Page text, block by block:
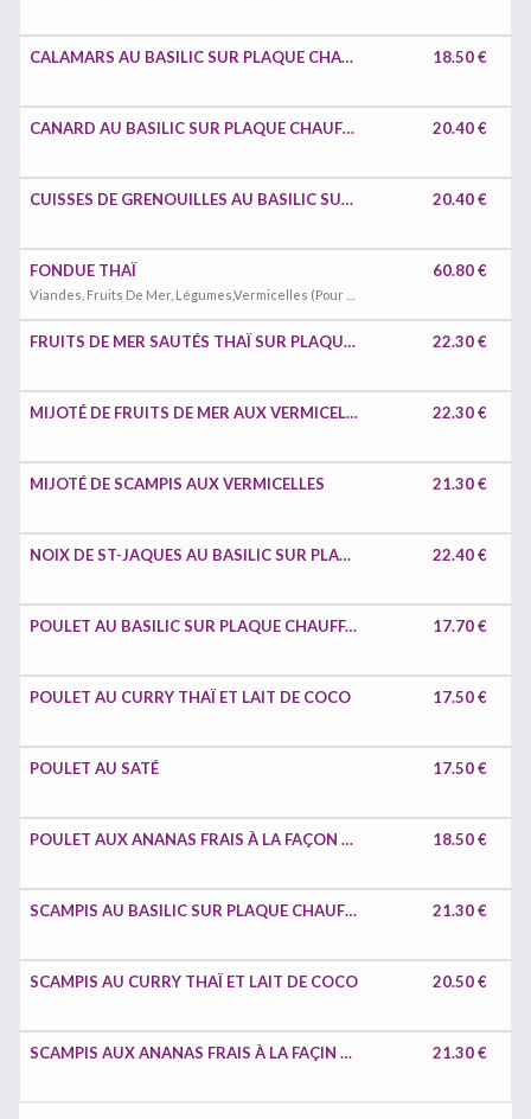
CALAMARS AU BASILIC SUR PLAQUE CHAUFFANTE 18.50 €
CANARD AU BASILIC SUR PLAQUE CHAUFFANTE 20.40 €
CUISSES DE GRENOUILLES AU BASILIC SUR PLAQUE CHAUFFANTE 20.40 €
FONDUE THAÏ 60.80 €
FRUITS DE MER SAUTÉS THAÏ SUR PLAQUE CHAUFFANTE 22.30 €
MIJOTÉ DE FRUITS DE MER AUX VERMICELLES 22.30 €
MIJOTÉ DE SCAMPIS AUX VERMICELLES 21.30 €
NOIX DE ST-JAQUES AU BASILIC SUR PLAQUE CHAUFFANTE 22.40 €
POULET AU BASILIC SUR PLAQUE CHAUFFANTE 17.70 €
POULET AU CURRY THAÏ ET LAIT DE COCO 17.50 €
POULET AU SATÉ 17.50 €
POULET AUX ANANAS FRAIS À LA FAÇON THAÏ 18.50 €
SCAMPIS AU BASILIC SUR PLAQUE CHAUFFANTE 21.30 €
SCAMPIS AU CURRY THAÏ ET LAIT DE COCO 20.50 €
SCAMPIS AUX ANANAS FRAIS À LA FAÇIN THAI 21.30 €